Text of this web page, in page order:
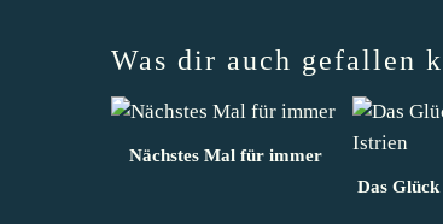
Was dir auch gefallen
Nächstes Mal für immer
Das